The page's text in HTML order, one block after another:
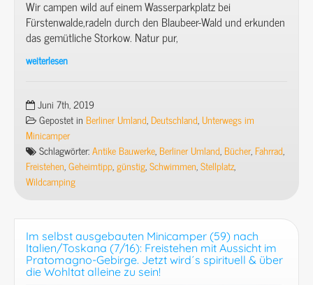
Wir campen wild auf einem Wasserparkplatz bei
Fürstenwalde,radeln durch den Blaubeer-Wald und erkunden
das gemütliche Storkow. Natur pur,
weiterlesen
Minicamper
(71)
ins
südliche
Berliner
Umland
an
der
Fürstenwalder
Spree
Juni 7th, 2019
Gepostet in Berliner Umland, Deutschland, Unterwegs im
Minicamper
Schlagwörter:Antike Bauwerke, Berliner Umland, Bücher, Fahrrad,
Freistehen,Geheimtipp,günstig,Schwimmen,Stellplatz,
Wildcamping
Im selbst ausgebauten Minicamper (59) nach
Italien/Toskana (7/16): Freistehen mit Aussicht im
Pratomagno-Gebirge. Jetzt wird´s spirituell & über
die Wohltat alleine zu sein!